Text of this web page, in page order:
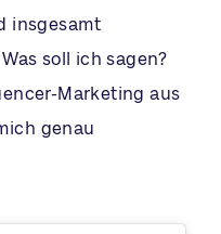
insgesamt
soll ich sagen?
Marketing aus
genau